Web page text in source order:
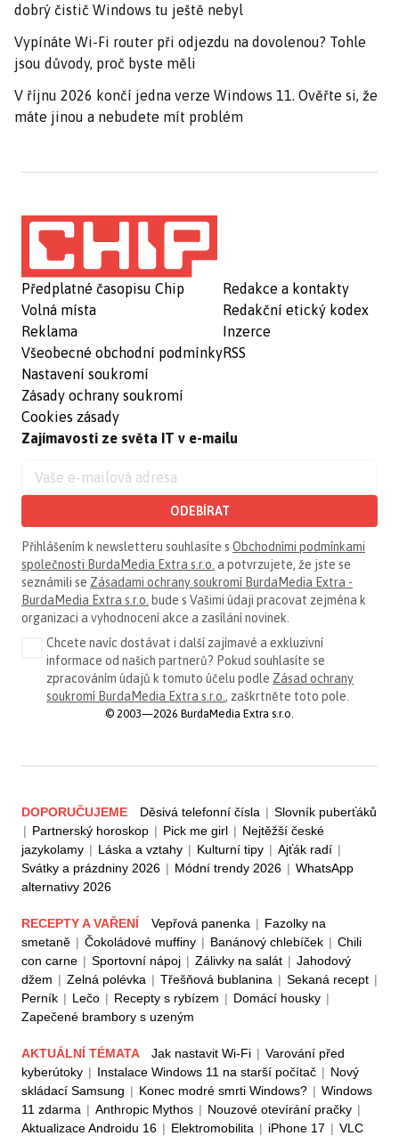
dobrý čistič Windows tu ještě nebyl
Vypínáte Wi-Fi router při odjezdu na dovolenou? Tohle
jsou důvody, proč byste měli
V říjnu 2026 končí jedna verze Windows 11. Ověřte si, že
máte jinou a nebudete mít problém
Předplatné časopisu Chip
Volná místa
Reklama
Všeobecné obchodní podmínky
Nastavení soukromí
Zásady ochrany soukromí
Cookies zásady
Redakce a kontakty
Redakční etický kodex
Inzerce
RSS
Zajímavosti ze světa IT v e-mailu
ODEBÍRAT
Přihlášením k newsletteru souhlasíte s Obchodními podmínkami
společnosti BurdaMedia Extra s.r.o. a potvrzujete, že jste se
seznámili se Zásadami ochrany soukromí BurdaMedia Extra -
BurdaMedia Extra s.r.o. bude s Vašimi údaji pracovat zejména k
organizaci a vyhodnocení akce a zasílání novinek.
Chcete navíc dostávat i další zajímavé a exkluzivní
informace od našich partnerů? Pokud souhlasíte se
zpracováním údajů k tomuto účelu podle Zásad ochrany
soukromí BurdaMedia Extra s.r.o. , zaškrtněte toto pole.
© 2003—2026 BurdaMedia Extra s.r.o.
DOPORUČUJEME Děsivá telefonní čísla | Slovník puberťáků
| Partnerský horoskop | Pick me girl | Nejtěžší české
jazykolamy | Láska a vztahy | Kulturní tipy | Ajťák radí |
Svátky a prázdniny 2026 | Módní trendy 2026 | WhatsApp
alternativy 2026
RECEPTY A VAŘENÍ Vepřová panenka | Fazolky na
smetaně | Čokoládové muffiny | Banánový chlebíček | Chili
con carne | Sportovní nápoj | Zálivky na salát | Jahodový
džem | Zelná polévka | Třešňová bublanina | Sekaná recept |
Perník | Lečo | Recepty s rybízem | Domácí housky |
Zapečené brambory s uzeným
AKTUÁLNÍ TÉMATA Jak nastavit Wi-Fi | Varování před
kyberútoky | Instalace Windows 11 na starší počítač | Nový
skládací Samsung | Konec modré smrti Windows? | Windows
11 zdarma | Anthropic Mythos | Nouzové otevírání pračky |
Aktualizace Androidu 16 | Elektromobilita | iPhone 17 | VLC